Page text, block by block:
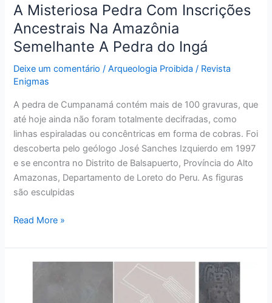
A Misteriosa Pedra Com Inscrições
Ancestrais Na Amazônia
Semelhante A Pedra do Ingá
Deixe um comentário /Arqueologia Proibida / Revista
Enigmas
A pedra de Cumpanamá contém mais de 100 gravuras, que
até hoje ainda não foram totalmente decifradas, como
linhas espiraladas ou concêntricas em forma de cobras. Foi
descoberta pelo geólogo José Sanches Izquierdo em 1997
e se encontra no Distrito de Balsapuerto, Província do Alto
Amazonas, Departamento de Loreto do Peru. As figuras
são esculpidas
Read More »